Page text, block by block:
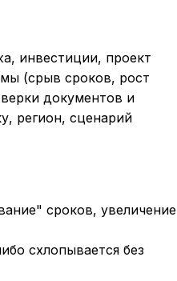
инвестиции, проект
(срыв сроков, рост
документов и
регион, сценарий
сроков, увеличение
схлопывается без